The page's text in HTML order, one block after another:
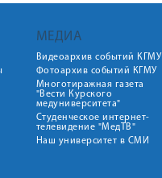
МЕДИА
Видеоархив событий КГМУ
Фотоархив событий КГМУ
Многотиражная газета
"Вести Курского
медуниверситета"
Студенческое интернет-
телевидение "МедТВ"
Наш университет в СМИ